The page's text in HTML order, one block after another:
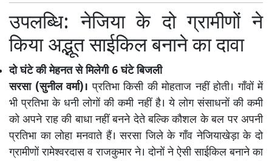
उपलब्धि: नेजिया के दो ग्रामीणों ने
किया अद्भूत साईकिल बनाने का दावा
दो घंटे की मेहनत से मिलेगी 6 घंटे बिजली
सरसा (सुनील वर्मा)।प्रतिभा किसी की मोहताज नहीं होती। गाँवों में
भी प्रतिभा के धनी लोगों की कमी नहीं है। ये लोग संसाधनों की कमी
को अपने राह की बाधा नहीं बनने देते बल्कि कौशल के बल पर अपनी
प्रतिभा का लोहा मनवाते हैं। सरसा जिले के गाँव नेजियाखेड़ा के दो
ग्रामीणों रामेश्वरदास व राजकुमार ने। दोनों ने ऐसी साईकिल बनाने का